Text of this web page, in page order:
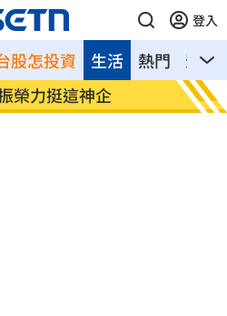
登入
股怎投資 熱門 影音
生活
榮力挺這神企 鄭明